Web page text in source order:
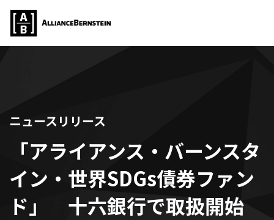
ニュースリリース
「アライアンス・バーンスタ
イン・世界SDGs債券ファン
ド」 十六銀行で取扱開始